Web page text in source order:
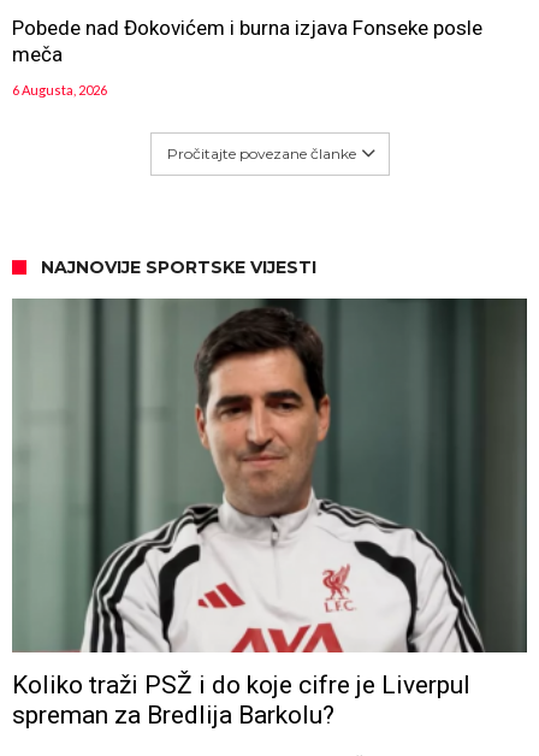
Pobede nad Đokovićem i burna izjava Fonseke posle
meča
6 Augusta, 2026
Pročitajte povezane članke
NAJNOVIJE SPORTSKE VIJESTI
Koliko traži PSŽ i do koje cifre je Liverpul
spreman za Bredlija Barkolu?